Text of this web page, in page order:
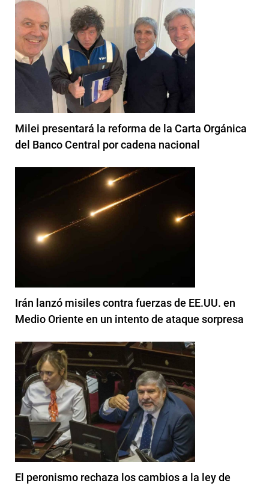
Milei presentará la reforma de la Carta Orgánica
del Banco Central por cadena nacional
Irán lanzó misiles contra fuerzas de EE.UU. en
Medio Oriente en un intento de ataque sorpresa
El peronismo rechaza los cambios a la ley de